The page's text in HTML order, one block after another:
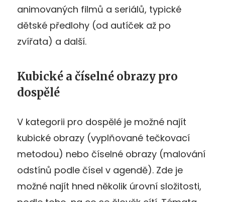
animovaných filmů a seriálů, typické
dětské předlohy (od autíček až po
zvířata) a další.
Kubické a číselné obrazy pro
dospělé
V kategorii pro dospělé je možné najít
kubické obrazy (vyplňované tečkovací
metodou) nebo číselné obrazy (malování
odstínů podle čísel v agendě). Zde je
možné najít hned několik úrovní složitosti,